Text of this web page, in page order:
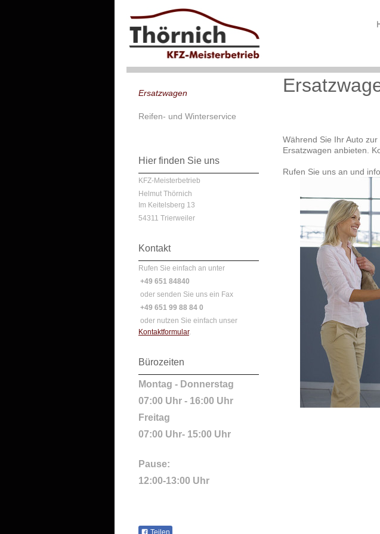
Während Sie Ihr Auto
Ersatzwagen anbieten.
Rufen Sie uns an und
Ersatzwagen
Reifen- und Winterservice
Hier finden Sie uns
KFZ-Meisterbetrieb
Helmut Thörnich
Im Keitelsberg 13
54311 Trierweiler
Kontakt
Rufen Sie einfach an unter
+49 651 84840
oder senden Sie uns ein Fax
+49 651 99 88 84 0
oder nutzen Sie einfach unser
Kontaktformular.
Bürozeiten
Montag - Donnerstag
07:00 Uhr - 16:00 Uhr
Freitag
07:00 Uhr- 15:00 Uhr
Pause:
12:00-13:00 Uhr
Teilen